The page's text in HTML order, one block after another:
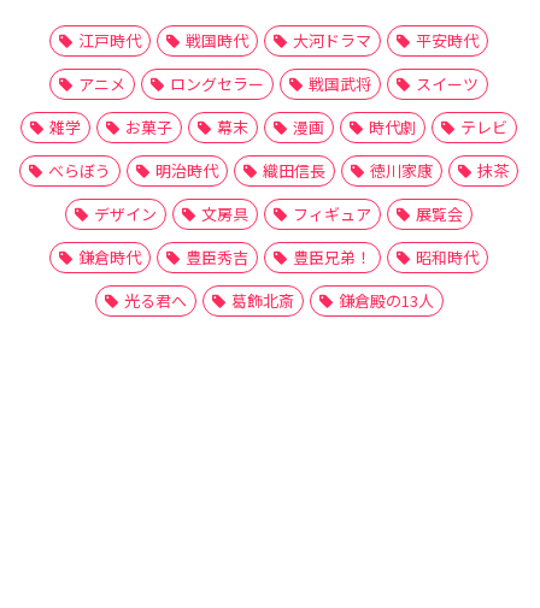
江戸時代 戦国時代 大河ドラマ
平安時代
アニメ
ロングセラー 戦国武将
スイーツ
雑学
お菓子 幕末 漫画 時代劇
テレビ
べらぼう
明治時代 織田信長 徳川家康
抹茶
デザイン
文房具 フィギュア
展覧会
鎌倉時代
豊臣秀吉 豊臣兄弟！
昭和時代
光る君へ
葛飾北斎 鎌倉殿の13人